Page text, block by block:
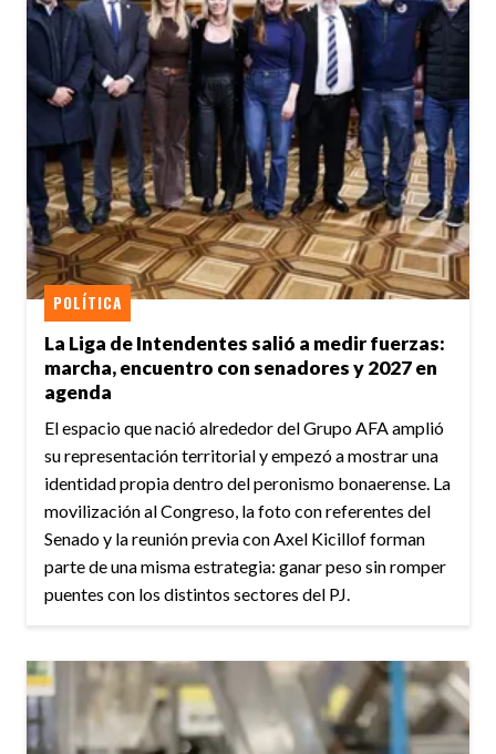
La Liga de Intendentes salió a medir fuerzas:
marcha, encuentro con senadores y 2027 en
agenda
POLÍTICA
El espacio que nació alrededor del Grupo AFA amplió
su representación territorial y empezó a mostrar una
identidad propia dentro del peronismo bonaerense. La
movilización al Congreso, la foto con referentes del
Senado y la reunión previa con Axel Kicillof forman
parte de una misma estrategia: ganar peso sin romper
puentes con los distintos sectores del PJ.